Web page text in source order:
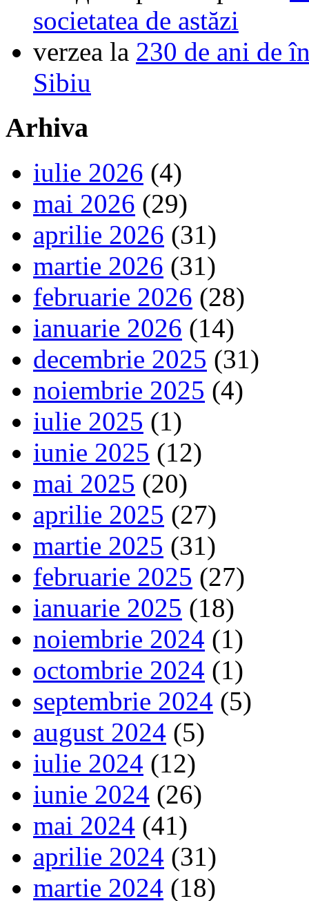
societatea de astăzi
verzea la 230 de ani de
Sibiu
Arhiva
iulie 2026 (4)
mai 2026 (29)
aprilie 2026 (31)
martie 2026 (31)
februarie 2026 (28)
ianuarie 2026 (14)
decembrie 2025 (31)
noiembrie 2025 (4)
iulie 2025 (1)
iunie 2025 (12)
mai 2025 (20)
aprilie 2025 (27)
martie 2025 (31)
februarie 2025 (27)
ianuarie 2025 (18)
noiembrie 2024 (1)
octombrie 2024 (1)
septembrie 2024 (5)
august 2024 (5)
iulie 2024 (12)
iunie 2024 (26)
mai 2024 (41)
aprilie 2024 (31)
martie 2024 (18)